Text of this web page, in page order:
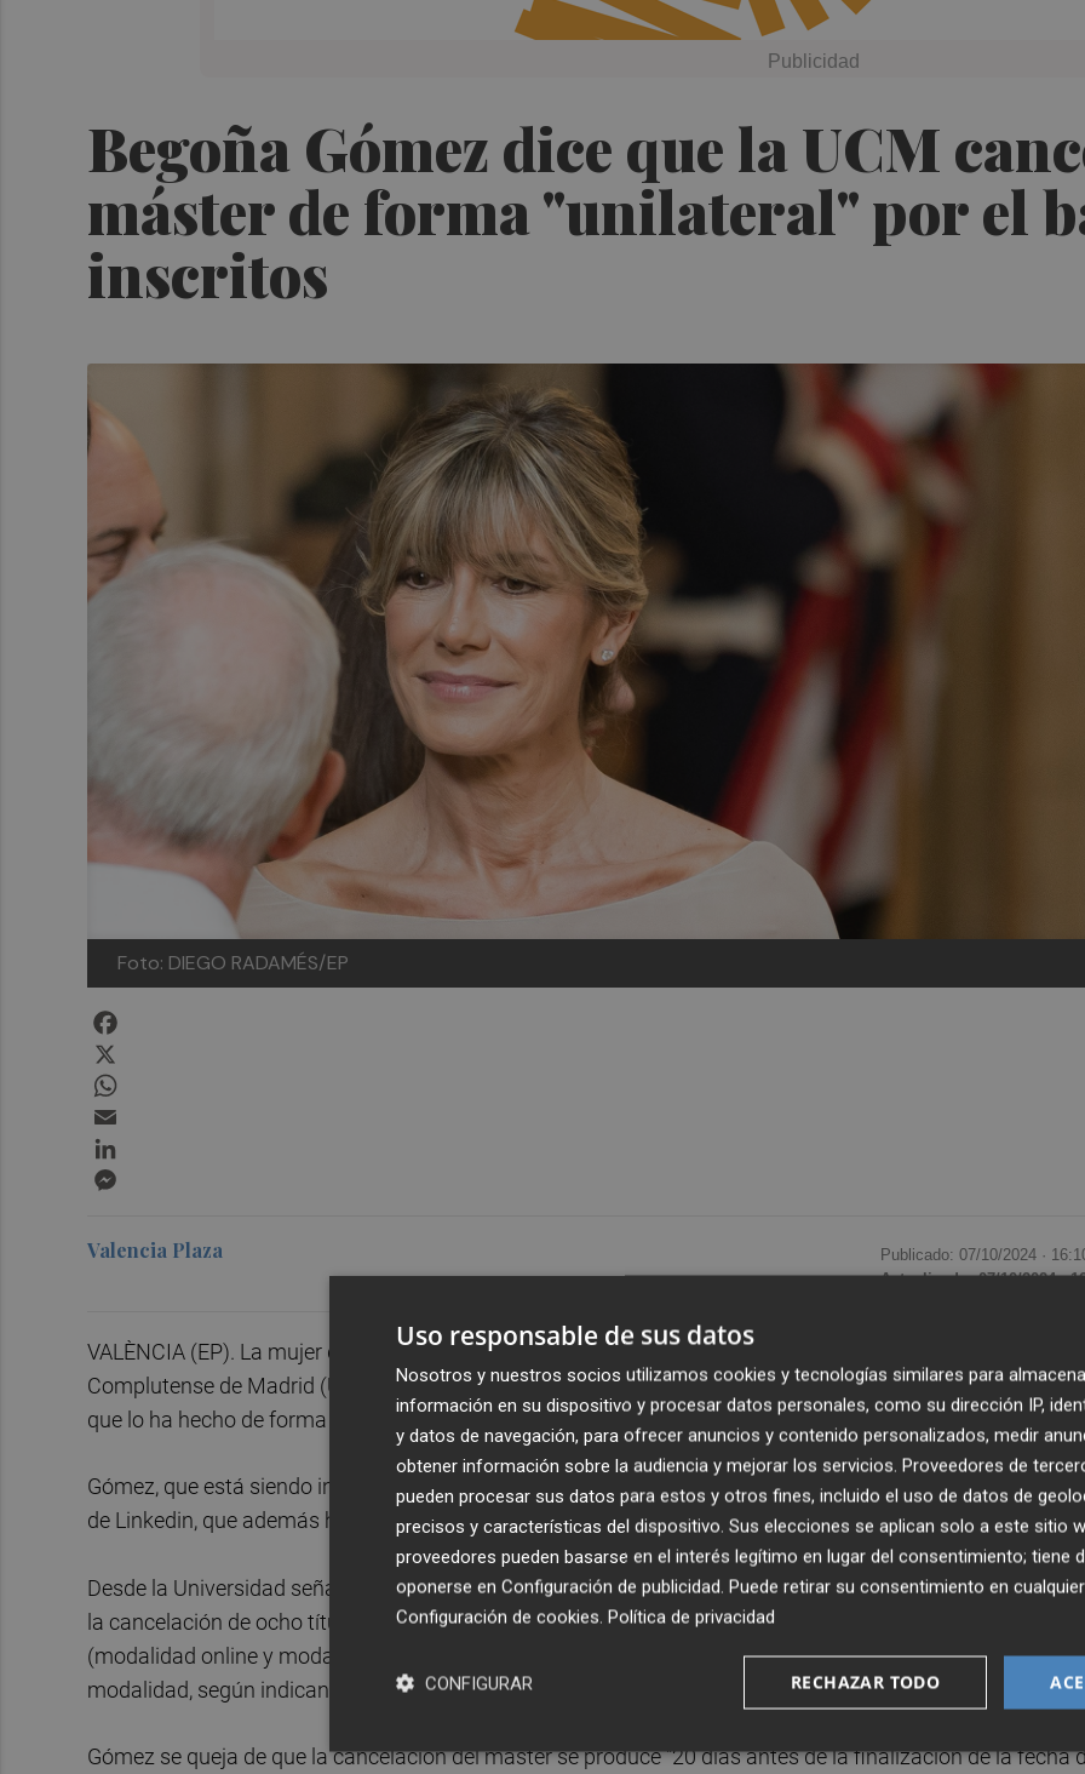
Begoña Gómez dice que la UCM
máster de forma "unilateral" por el
inscritos
Foto: DIEGO RADAMÉS/EP
Valencia Plaza Publicado: 07/10/2024 ·
Actualizado: 07/10/2024 ·
VALÈNCIA (EP). La mujer del presidente del Gobierno,Begoña Gómez, ha anunciado que la Universidad
Complutense de Madrid (UCM) ha cancelado el máster que dirigía sobre captación de fondos y se queja
que lo ha hecho de forma "sorpresiva y unilateral" por el bajo número de inscritos.
Gómez, que está siendo investigada por el juez Juan Carlos Peinado, ha anunciado la decisión en su
de Linkedin, que además ha sido confirmada por fuentes de la UCM a Europa Press.
Desde la Universidad señalan que el comité de dirección de la escuela de gobierno aprobó este mismo
la cancelación de ocho títulos "por falta de estudiantes matriculados" entre ellos los 2 de fundraising
(modalidad online y modalidad semipresencial) que tenían "cuatro estudiantes matriculados", dos en
modalidad, según indican.
Gómez se queja de que la cancelación del máster se produce "20 días antes de la finalización de la fecha
Uso responsable de sus datos
Nosotros y nuestros socios utilizamos cookies y tecnologías similares para
información en su dispositivo y procesar datos personales, como su dirección IP,
y datos de navegación, para ofrecer anuncios y contenido personalizados, medir
obtener información sobre la audiencia y mejorar los servicios. Proveedores de
pueden procesar sus datos para estos y otros fines, incluido el uso de datos de
precisos y características del dispositivo. Sus elecciones se aplican solo a este sitio
proveedores pueden basarse en el interés legítimo en lugar del consentimiento; tiene
oponerse en Configuración de publicidad. Puede retirar su consentimiento en
Configuración de cookies. Política de privacidad
RECHAZAR TODO
CONFIGURAR